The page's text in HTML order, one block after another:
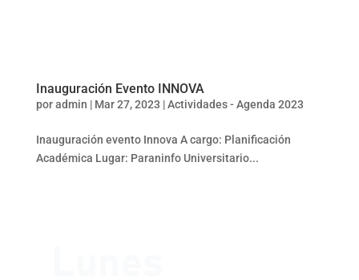
Inauguración Evento INNOVA
poradmin | Mar 27, 2023 |Actividades - Agenda 2023
Inauguración evento Innova A cargo: Planificación
Académica Lugar: Paraninfo Universitario...